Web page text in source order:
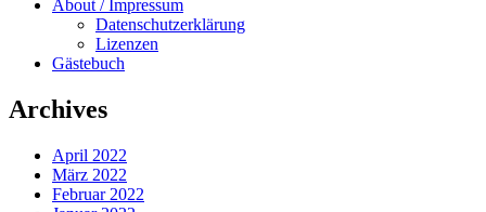
About / Impressum
Datenschutzerklärung
Lizenzen
Gästebuch
Archives
April 2022
März 2022
Februar 2022